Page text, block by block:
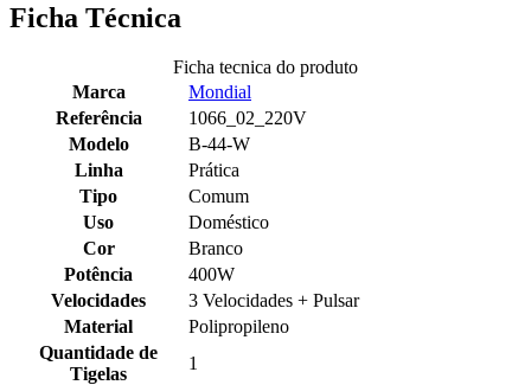
Ficha Técnica
Ficha tecnica do produto
Marca
Mondial
Referência
1066_02_220V
Modelo
B-44-W
Linha
Prática
Tipo
Comum
Uso
Doméstico
Cor
Branco
Potência
400W
Velocidades
3 Velocidades + Pulsar
Material
Polipropileno
Quantidade de
Tigelas
1